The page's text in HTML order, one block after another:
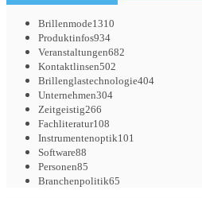
Brillenmode1310
Produktinfos934
Veranstaltungen682
Kontaktlinsen502
Brillenglastechnologie404
Unternehmen304
Zeitgeistig266
Fachliteratur108
Instrumentenoptik101
Software88
Personen85
Branchenpolitik65